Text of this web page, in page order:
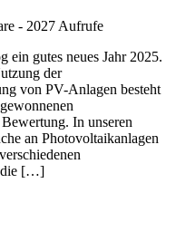
- 2027 Aufrufe
ein gutes neues Jahr 2025.
der
von PV-Anlagen besteht
In unseren
an Photovoltaikanlagen
die […]